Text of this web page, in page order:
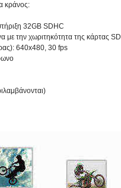
κράνος:
32GB SDHC
με την χωριτηκότητα της κάρτας SD
640x480, 30 fps